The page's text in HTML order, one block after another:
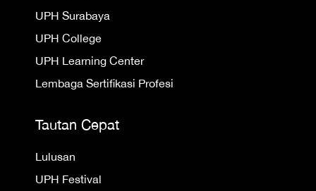
UPH Surabaya
UPH College
UPH Learning Center
Lembaga Sertifikasi Profesi
Tautan Cepat
Lulusan
UPH Festival